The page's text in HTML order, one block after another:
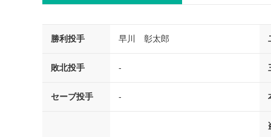
勝利投手 早川 彰太郎
敗北投手 -
セーブ投手 -